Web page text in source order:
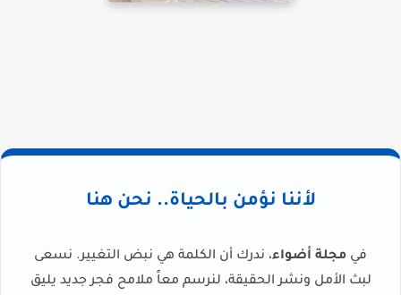
لأننا نؤمن بالحياة.. نحن هنا
في مجلة أضواء، ندرك أن الكلمة هي نبض التغيير. نسعى
لبث الأمل ونشر الحقيقة، لنرسم معاً ملامح فجر جديد يليق